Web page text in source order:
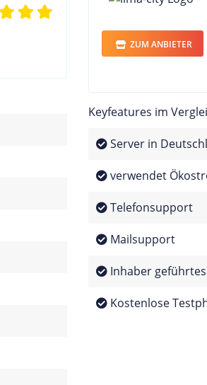
ZUM ANBIETER
Keyfeatures im
Server in
verwendet
Telefonsupport
Mailsupport
Inhaber
Kostenlose